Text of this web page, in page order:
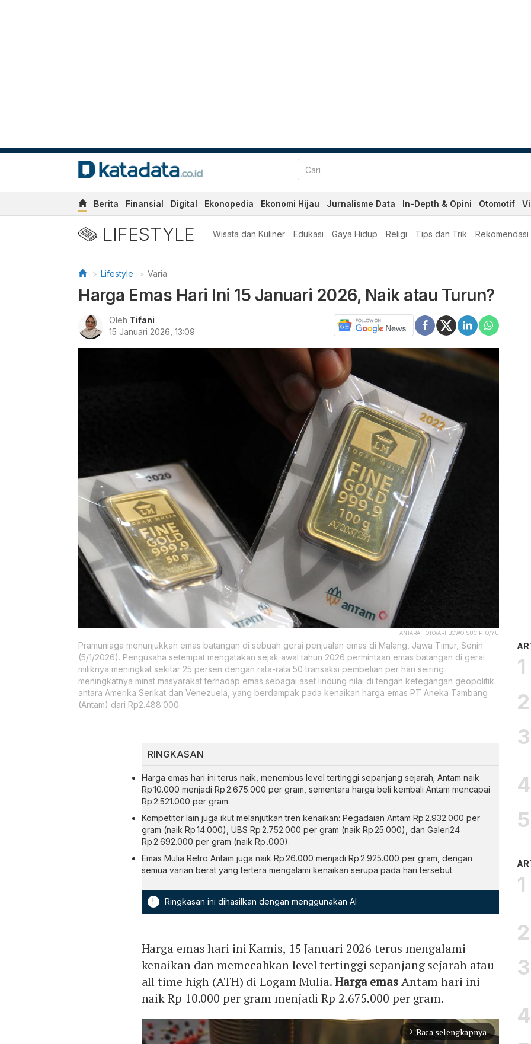
Berita Finansial Digital Ekonopedia Ekonomi Hijau Jurnalisme Data In-Depth & Opini Otomotif
LIFESTYLE Wisata dan Kuliner Edukasi Gaya Hidup Religi Tips dan Trik Rekomendasi
Lifestyle Varia
Harga Emas Hari Ini 15 Januari 2026, Naik atau Turun?
Oleh Tifani
15 Januari 2026, 13:09
ANTARA FOTO/ARI BOWO SUCIPTO/YU
Pramuniaga menunjukkan emas batangan di sebuah gerai penjualan emas di Malang, Jawa Timur, Senin
(5/1/2026). Pengusaha setempat mengatakan sejak awal tahun 2026 permintaan emas batangan di gerai
miliknya meningkat sekitar 25 persen dengan rata-rata 50 transaksi pembelian per hari seiring
meningkatnya minat masyarakat terhadap emas sebagai aset lindung nilai di tengah ketegangan geopolitik
antara Amerika Serikat dan Venezuela, yang berdampak pada kenaikan harga emas PT Aneka Tambang
(Antam) dari Rp2.488.000
RINGKASAN
Harga emas hari ini terus naik, menembus level tertinggi sepanjang sejarah; Antam naik
Rp 10.000 menjadi Rp 2.675.000 per gram, sementara harga beli kembali Antam mencapai
Rp 2.521.000 per gram.
Kompetitor lain juga ikut melanjutkan tren kenaikan: Pegadaian Antam Rp 2.932.000 per
gram (naik Rp 14.000), UBS Rp 2.752.000 per gram (naik Rp 25.000), dan Galeri24
Rp 2.692.000 per gram (naik Rp .000).
Emas Mulia Retro Antam juga naik Rp 26.000 menjadi Rp 2.925.000 per gram, dengan
semua varian berat yang tertera mengalami kenaikan serupa pada hari tersebut.
! Ringkasan ini dihasilkan dengan menggunakan AI
Harga emas hari ini Kamis, 15 Januari 2026 terus mengalami
kenaikan dan memecahkan level tertinggi sepanjang sejarah atau
all time high (ATH) di Logam Mulia.Harga emasAntam hari ini
naik Rp 10.000 per gram menjadi Rp 2.675.000 per gram.
arrow_forward_ios Baca selengkapnya